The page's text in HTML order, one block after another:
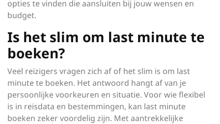
opties te vinden die aansluiten bij jouw wensen en
budget.
Is het slim om last minute te
boeken?
Veel reizigers vragen zich af of het slim is om last
minute te boeken. Het antwoord hangt af van je
persoonlijke voorkeuren en situatie. Voor wie flexibel
is in reisdata en bestemmingen, kan last minute
boeken zeker voordelig zijn. Met aantrekkelijke